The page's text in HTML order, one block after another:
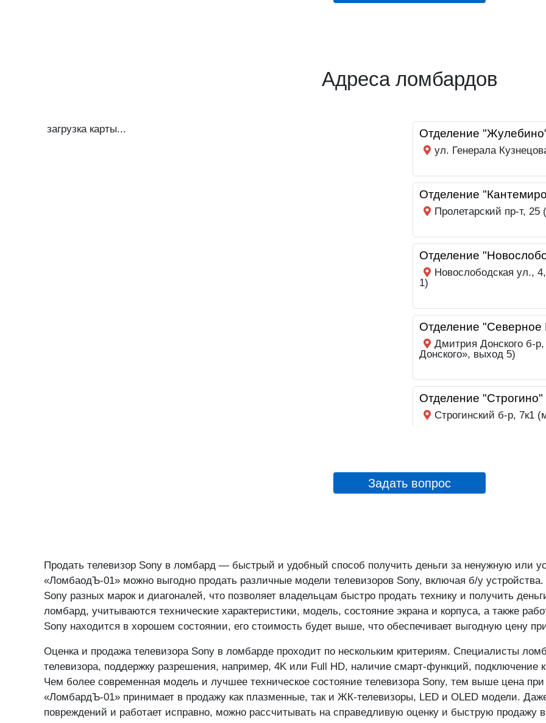
Адреса ломбардов
загрузка карты... Отделение
ул. Генерала
Отделение
Пролетарский пр-т,
Отделение
Новослободская ул.,
1)
Отделение "Северное
Дмитрия Донского б-
Донского», выход 5)
Отделение "Строгино"
Строгинский б-р, 7к1
Героев Панфиловцев
Задать вопрос
Продать телевизор Sony в ломбард — быстрый и удобный способ получить деньги за ненужную или
«ЛомбаодЪ-01» можно выгодно продать различные модели телевизоров Sony, включая б/у
Sony разных марок и диагоналей, что позволяет владельцам быстро продать технику и получить
ломбард, учитываются технические характеристики, модель, состояние экрана и корпуса, а также
Sony находится в хорошем состоянии, его стоимость будет выше, что обеспечивает выгодную цену
Оценка и продажа телевизора Sony в ломбарде проходит по нескольким критериям. Специалисты
телевизора, поддержку разрешения, например, 4K или Full HD, наличие смарт-функций, подключение
Чем более современная модель и лучшее техническое состояние телевизора Sony, тем выше цена
«ЛомбардЪ-01» принимает в продажу как плазменные, так и ЖК-телевизоры, LED и OLED модели.
повреждений и работает исправно, можно рассчитывать на справедливую оценку и быструю